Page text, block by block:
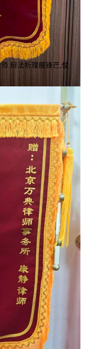
辩法析理展锋芒,仗